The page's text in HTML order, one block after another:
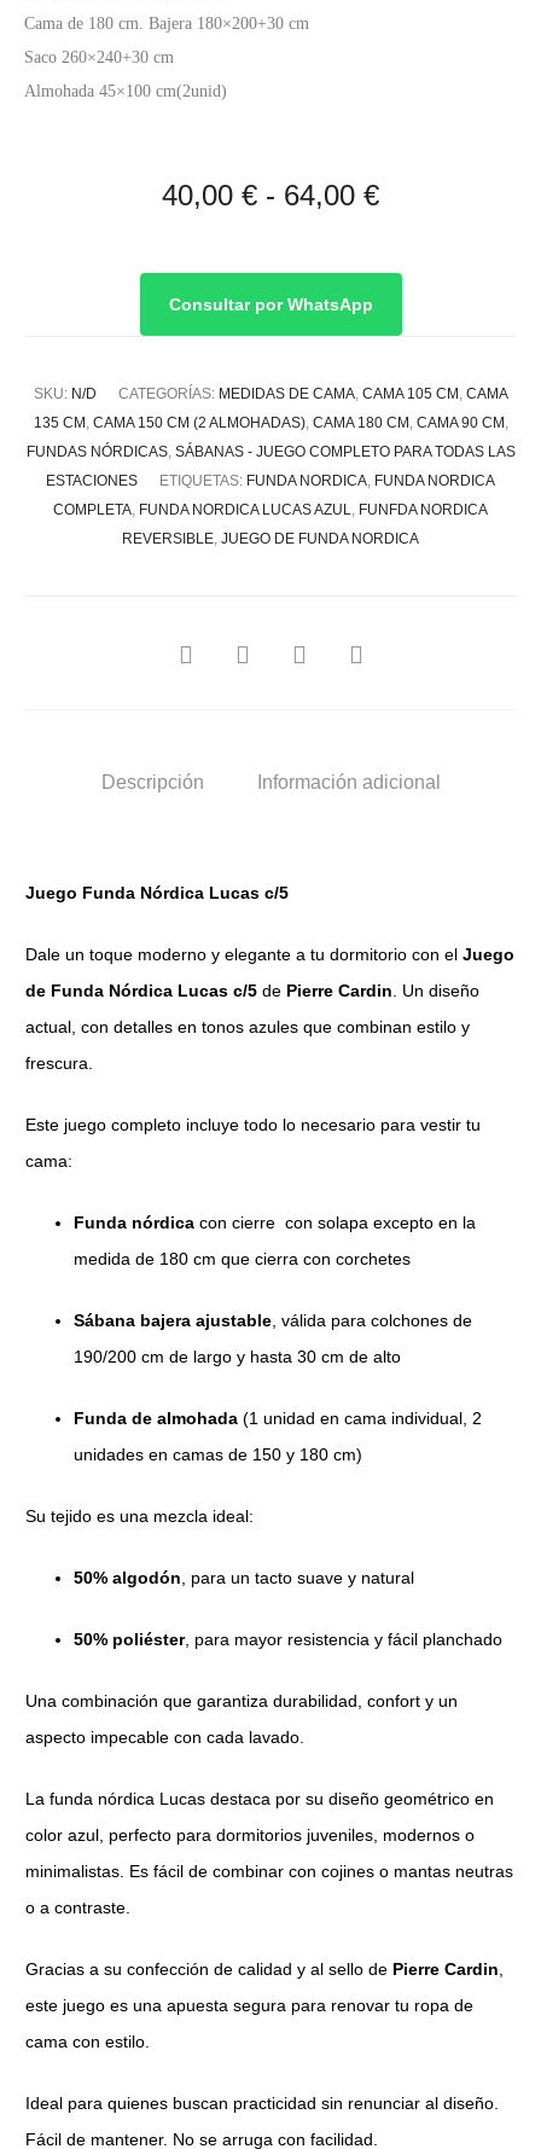
Cama de 180 cm. Bajera 180×200+30 cm
Saco 260×240+30 cm
Almohada 45×100 cm(2unid)
40,00 € - 64,00 €Rango
40,00 €
hasta
64,00 €
Consultar por WhatsApp
SKU: N/D CATEGORÍAS: MEDIDAS DE CAMA, CAMA 105 CM , CAMA
135 CM , CAMA 150 CM (2 ALMOHADAS), CAMA 180 CM , CAMA 90 CM ,
FUNDAS NÓRDICAS, SÁBANAS - JUEGO COMPLETO PARA TODAS LAS
ESTACIONES
ETIQUETAS: FUNDA NORDICA, FUNDA NORDICA
COMPLETA, FUNDA NORDICA LUCAS AZUL, FUNFDA NORDICA
REVERSIBLE, JUEGO DE FUNDA NORDICA
SHARE
Descripción Información adicional
Juego Funda Nórdica Lucas c/5
Dale un toque moderno y elegante a tu dormitorio con el Juego
de Funda Nórdica Lucas c/5 de Pierre Cardin . Un diseño
actual, con detalles en tonos azules que combinan estilo y
frescura.
Este juego completo incluye todo lo necesario para vestir tu
cama:
Funda nórdica con cierre con solapa excepto en la
medida de 180 cm que cierra con corchetes
Sábana bajera ajustable , válida para colchones de
190/200 cm de largo y hasta 30 cm de alto
Funda de almohada (1 unidad en cama individual, 2
unidades en camas de 150 y 180 cm)
Su tejido es una mezcla ideal:
50% algodón , para un tacto suave y natural
50% poliéster, para mayor resistencia y fácil planchado
Una combinación que garantiza durabilidad, confort y un
aspecto impecable con cada lavado.
La funda nórdica Lucas destaca por su diseño geométrico en
color azul, perfecto para dormitorios juveniles, modernos o
minimalistas. Es fácil de combinar con cojines o mantas neutras
o a contraste.
Gracias a su confección de calidad y al sello de Pierre Cardin
este juego es una apuesta segura para renovar tu ropa de
cama con estilo.
Ideal para quienes buscan practicidad sin renunciar al diseño.
Fácil de mantener. No se arruga con facilidad.